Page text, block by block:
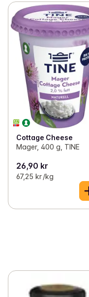
Cottage Cheese
Mager, 400 g, TINE
26,90 kr
67,25 kr /kg